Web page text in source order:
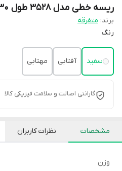
ریسه خطی مدل 3528 طول 30 سانتی متر بسته 5 عددی
برند: متفرقه
رنگ
سفید آفتابی مهتابی
گارانتی اصالت و سلامت فیزیکی کالا
مشخصات نظرات کاربران
وزن